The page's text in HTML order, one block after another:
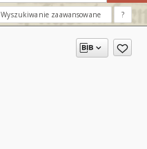
Wyszukiwanie zaawansowane ?